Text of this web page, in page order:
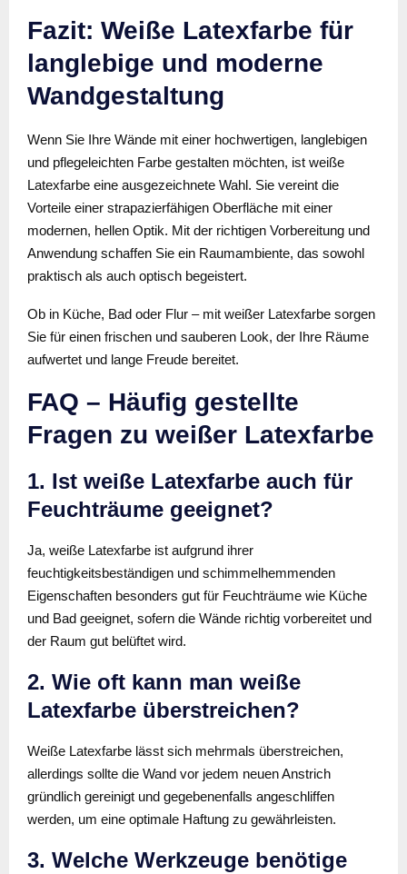
Fazit: Weiße Latexfarbe für
langlebige und moderne
Wandgestaltung
Wenn Sie Ihre Wände mit einer hochwertigen, langlebigen
und pflegeleichten Farbe gestalten möchten, ist weiße
Latexfarbe eine ausgezeichnete Wahl. Sie vereint die
Vorteile einer strapazierfähigen Oberfläche mit einer
modernen, hellen Optik. Mit der richtigen Vorbereitung und
Anwendung schaffen Sie ein Raumambiente, das sowohl
praktisch als auch optisch begeistert.
Ob in Küche, Bad oder Flur – mit weißer Latexfarbe sorgen
Sie für einen frischen und sauberen Look, der Ihre Räume
aufwertet und lange Freude bereitet.
FAQ – Häufig gestellte
Fragen zu weißer Latexfarbe
1. Ist weiße Latexfarbe auch für
Feuchträume geeignet?
Ja, weiße Latexfarbe ist aufgrund ihrer
feuchtigkeitsbeständigen und schimmelhemmenden
Eigenschaften besonders gut für Feuchträume wie Küche
und Bad geeignet, sofern die Wände richtig vorbereitet und
der Raum gut belüftet wird.
2. Wie oft kann man weiße
Latexfarbe überstreichen?
Weiße Latexfarbe lässt sich mehrmals überstreichen,
allerdings sollte die Wand vor jedem neuen Anstrich
gründlich gereinigt und gegebenenfalls angeschliffen
werden, um eine optimale Haftung zu gewährleisten.
3. Welche Werkzeuge benötige